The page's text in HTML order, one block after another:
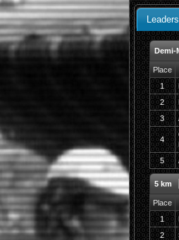
Leaders
Demi-
Place
1
2
3
4
5
5 km
Place
1
2